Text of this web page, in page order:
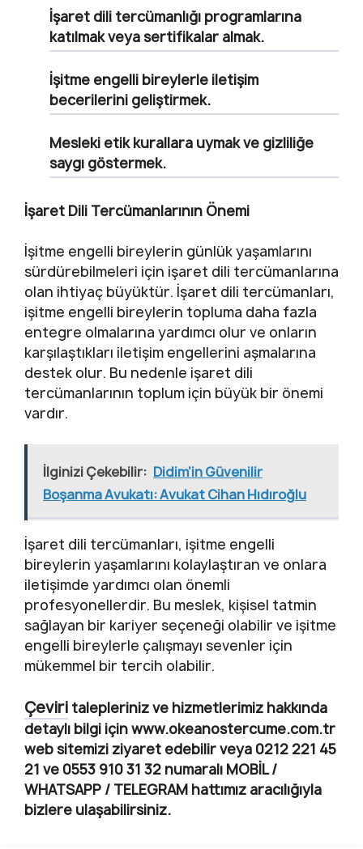
İşaret dili tercümanlığı programlarına
katılmak veya sertifikalar almak.
İşitme engelli bireylerle iletişim
becerilerini geliştirmek.
Mesleki etik kurallara uymak ve gizliliğe
saygı göstermek.
İşaret Dili Tercümanlarının Önemi
İşitme engelli bireylerin günlük yaşamlarını
sürdürebilmeleri için işaret dili tercümanlarına
olan ihtiyaç büyüktür. İşaret dili tercümanları,
işitme engelli bireylerin topluma daha fazla
entegre olmalarına yardımcı olur ve onların
karşılaştıkları iletişim engellerini aşmalarına
destek olur. Bu nedenle işaret dili
tercümanlarının toplum için büyük bir önemi
vardır.
İlginizi Çekebilir: Didim’in Güvenilir
Boşanma Avukatı: Avukat Cihan Hıdıroğlu
İşaret dili tercümanları, işitme engelli
bireylerin yaşamlarını kolaylaştıran ve onlara
iletişimde yardımcı olan önemli
profesyonellerdir. Bu meslek, kişisel tatmin
sağlayan bir kariyer seçeneği olabilir ve işitme
engelli bireylerle çalışmayı sevenler için
mükemmel bir tercih olabilir.
Çeviri talepleriniz ve hizmetlerimiz hakkında
detaylı bilgi için www.okeanostercume.com.tr
web sitemizi ziyaret edebilir veya 0212 221 45
21 ve 0553 910 31 32 numaralı MOBİL /
WHATSAPP / TELEGRAM hattımız aracılığıyla
bizlere ulaşabilirsiniz.